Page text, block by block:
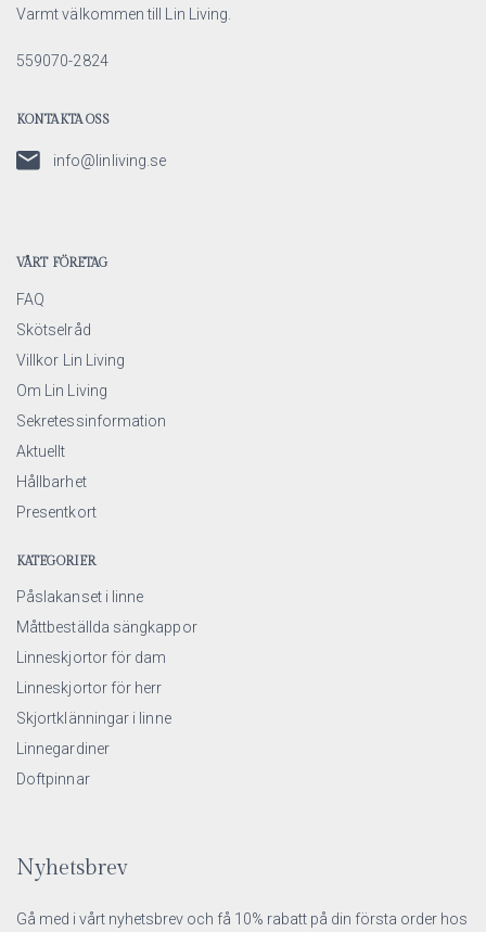
Varmt välkommen till Lin Living.
559070-2824
KONTAKTA OSS
info@linliving.se
VÅRT FÖRETAG
FAQ
Skötselråd
Villkor Lin Living
Om Lin Living
Sekretessinformation
Aktuellt
Hållbarhet
Presentkort
KATEGORIER
Påslakanset i linne
Måttbeställda sängkappor
Linneskjortor för dam
Linneskjortor för herr
Skjortklänningar i linne
Linnegardiner
Doftpinnar
Nyhetsbrev
Gå med i vårt nyhetsbrev och få 10% rabatt på din första order hos